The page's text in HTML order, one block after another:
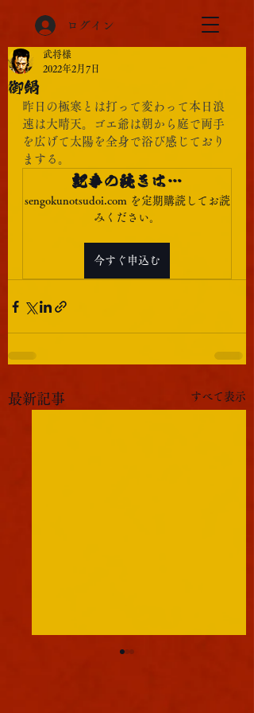
ログイン
御鍋
武将様
2022年2月7日
昨日の極寒とは打って変わって本日浪
速は大晴天。ゴエ爺は朝から庭で両手
を広げて太陽を全身で浴び感じており
まする。
記事の続きは…
sengokunotsudoi.com を定期購読してお読
みください。
今すぐ申込む
最新記事 すべて表示